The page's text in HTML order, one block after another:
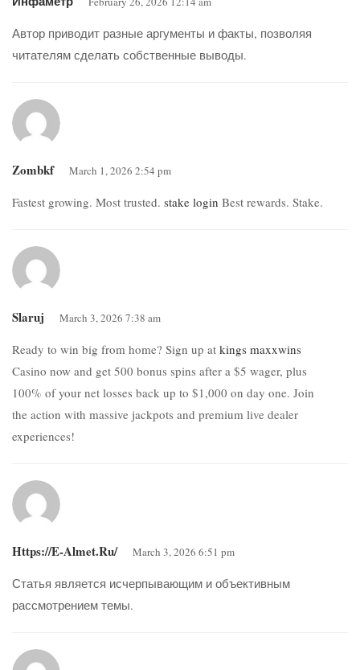
Автор приводит разные аргументы и факты, позволяя
читателям сделать собственные выводы.
Zombkf March 1, 2026 2:54 pm
Fastest growing. Most trusted. stake login Best rewards. Stake.
Slaruj March 3, 2026 7:38 am
Ready to win big from home? Sign up at kings maxxwins
Casino now and get 500 bonus spins after a $5 wager, plus
100% of your net losses back up to $1,000 on day one. Join
the action with massive jackpots and premium live dealer
experiences!
Https://e-Almet.ru/ March 3, 2026 6:51 pm
Статья является исчерпывающим и объективным
рассмотрением темы.